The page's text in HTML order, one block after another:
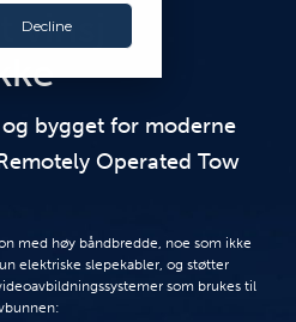
Decline
vinsj
bygget for moderne
Operated Tow
med høy båndbredde, noe som ikke
elektriske slepekabler, og støtter
som brukes til